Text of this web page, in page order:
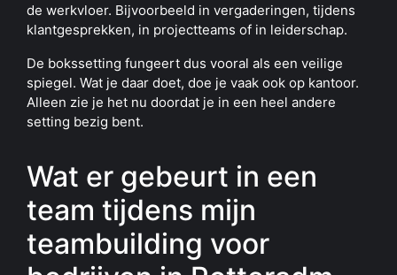
de werkvloer. Bijvoorbeeld in vergaderingen, tijdens
klantgesprekken, in projectteams of in leiderschap.
De bokssetting fungeert dus vooral als een veilige
spiegel. Wat je daar doet, doe je vaak ook op kantoor.
Alleen zie je het nu doordat je in een heel andere
setting bezig bent.
Wat er gebeurt in een
team tijdens mijn
teambuilding voor